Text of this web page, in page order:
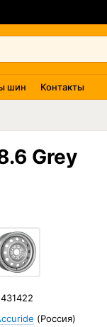
шин Контакты
Grey
(Россия)